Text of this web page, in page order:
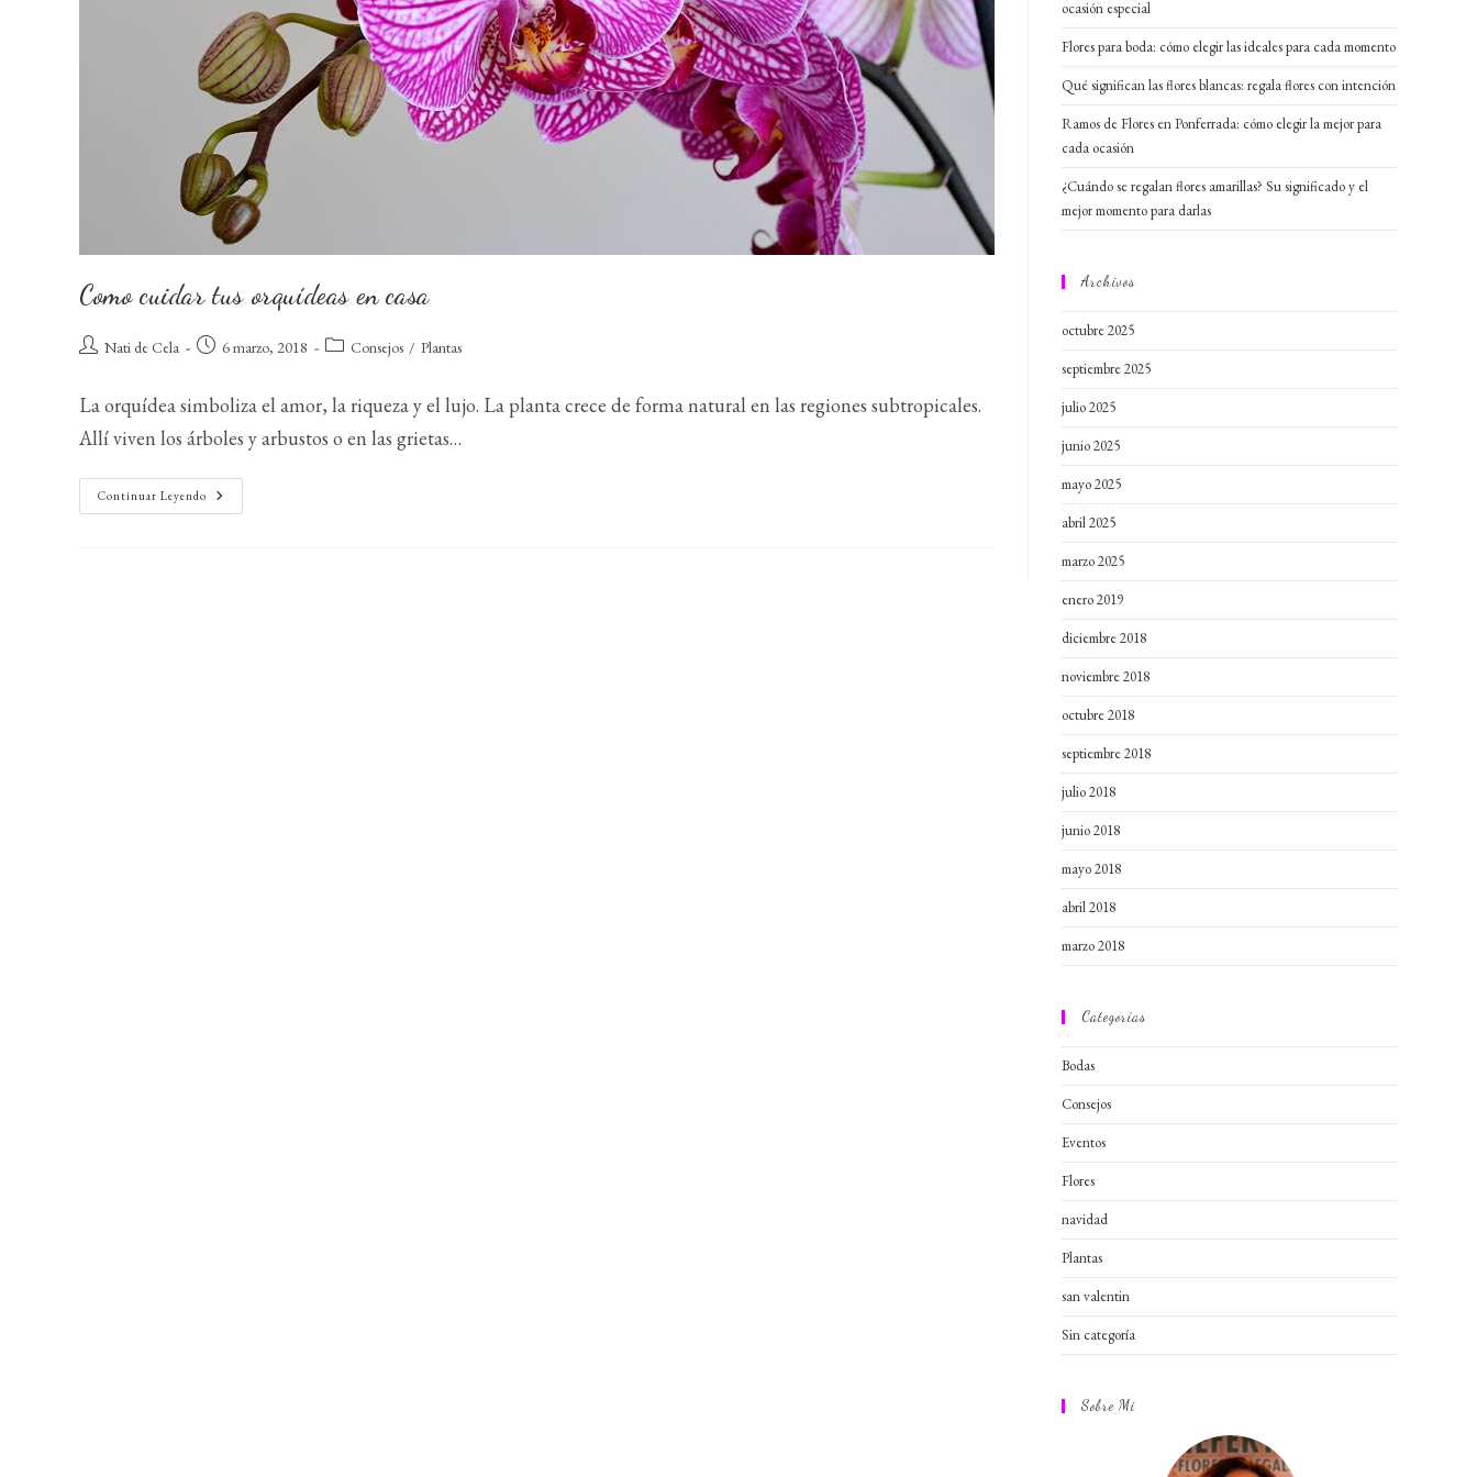
Como cuidar tus orquídeas en casa
Autor
entrada:
Nati de Cela
Publicación
entrada:
6 marzo, 2018
Categoría
entrada:
Consejos / Plantas
La orquídea simboliza el amor, la riqueza y el lujo. La planta crece de forma natural en las regiones subtropicales.
Allí viven los árboles y arbustos o en las grietas…
Continuar Leyendo Como
Cuidar
ocasión especial
Flores para boda: cómo elegir las ideales para cada momento
Qué significan las flores blancas: regala flores con intención
Ramos de Flores en Ponferrada: cómo elegir la mejor para
cada ocasión
¿Cuándo se regalan flores amarillas? Su significado y el
mejor momento para darlas
Archivos
octubre 2025
septiembre 2025
julio 2025
junio 2025
mayo 2025
abril 2025
marzo 2025
enero 2019
diciembre 2018
noviembre 2018
octubre 2018
septiembre 2018
julio 2018
junio 2018
mayo 2018
abril 2018
marzo 2018
Categorías
Bodas
Consejos
Eventos
Flores
navidad
Plantas
san valentin
Sin categoría
Sobre Mi